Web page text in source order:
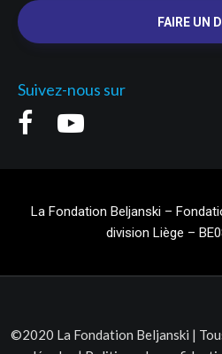
FAIRE UN
Suivez-nous sur
La Fondation Beljanski –
division Liège –
©2020 La Fondation Beljanski |